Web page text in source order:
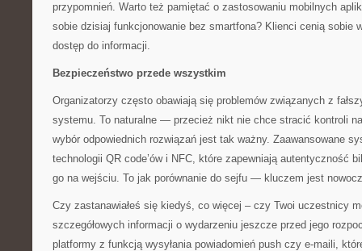
przypomnień. Warto też pamiętać o zastosowaniu mobilnych
sobie dzisiaj funkcjonowanie bez smartfona? Klienci cenią sobie
dostęp do informacji.
Bezpieczeństwo przede wszystkim
Organizatorzy często obawiają się problemów związanych z
systemu. To naturalne — przecież nikt nie chce stracić kontroli
wybór odpowiednich rozwiązań jest tak ważny. Zaawansowane
technologii QR code’ów i NFC, które zapewniają autentyczność
go na wejściu. To jak porównanie do sejfu — kluczem jest
Czy zastanawiałeś się kiedyś, co więcej – czy Twoi uczestnicy
szczegółowych informacji o wydarzeniu jeszcze przed jego
platformy z funkcją wysyłania powiadomień push czy e-maili,